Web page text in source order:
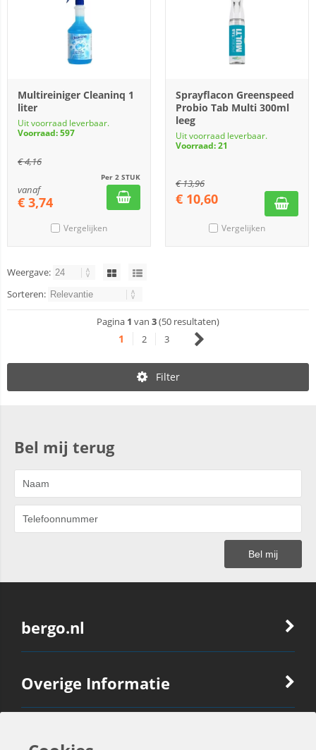
Multireiniger Cleaninq 1
liter
Uit voorraad leverbaar.
Voorraad: 597
€4,16
Per 2 STUK
vanaf
€ 3,74
Vergelijken
Sprayflacon Greenspeed
Probio Tab Multi 300ml
leeg
Uit voorraad leverbaar.
Voorraad: 21
€13,96
€ 10,60
Vergelijken
Weergave:
Sorteren:
Pagina 1 van 3(50 resultaten)
1 2 3
Filter
Bel mij terug
bergo.nl
Overige Informatie
Ook Interessant